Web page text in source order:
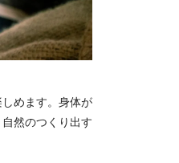
めます。身体が
然のつくり出す